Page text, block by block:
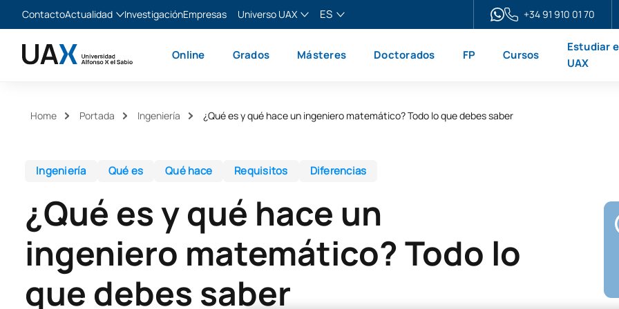
ContactoActualidad
Noticias
InvestigaciónEmpresas
Universo UAX
XTART
ES
English
+34 91 910 01 70
Online Grados Másteres Doctorados FP Cursos
Estudiar
UAX
Home Portada Ingeniería ¿Qué es y qué hace un ingeniero matemático? Todo lo que debes saber
Ingeniería Qué es Qué hace Requisitos Diferencias
¿Qué es y qué hace un
ingeniero matemático? Todo lo
que debes saber